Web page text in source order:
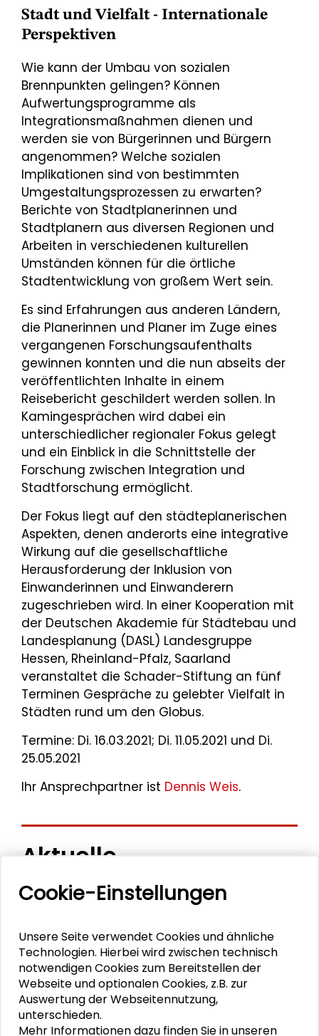
Stadt und Vielfalt - Internationale
Perspektiven
Wie kann der Umbau von sozialen
Brennpunkten gelingen? Können
Aufwertungsprogramme als
Integrationsmaßnahmen dienen und
werden sie von Bürgerinnen und Bürgern
angenommen? Welche sozialen
Implikationen sind von bestimmten
Umgestaltungsprozessen zu erwarten?
Berichte von Stadtplanerinnen und
Stadtplanern aus diversen Regionen und
Arbeiten in verschiedenen kulturellen
Umständen können für die örtliche
Stadtentwicklung von großem Wert sein.
Es sind Erfahrungen aus anderen Ländern,
die Planerinnen und Planer im Zuge eines
vergangenen Forschungsaufenthalts
gewinnen konnten und die nun abseits der
veröffentlichten Inhalte in einem
Reisebericht geschildert werden sollen. In
Kamingesprächen wird dabei ein
unterschiedlicher regionaler Fokus gelegt
und ein Einblick in die Schnittstelle der
Forschung zwischen Integration und
Stadtforschung ermöglicht.
Der Fokus liegt auf den städteplanerischen
Aspekten, denen anderorts eine integrative
Wirkung auf die gesellschaftliche
Herausforderung der Inklusion von
Einwanderinnen und Einwanderern
zugeschrieben wird. In einer Kooperation mit
der Deutschen Akademie für Städtebau und
Landesplanung (DASL) Landesgruppe
Hessen, Rheinland-Pfalz, Saarland
veranstaltet die Schader-Stiftung an fünf
Terminen Gespräche zu gelebter Vielfalt in
Städten rund um den Globus.
Termine: Di. 16.03.2021; Di. 11.05.2021 und Di.
25.05.2021
Ihr Ansprechpartner ist Dennis Weis.
Aktuelle
Veranstaltungen
"Demokratischer Wald"
Schlüsseltexte für die Wirtschaft von morgen
Zusammen mehr erreichen – Zukunftsbündnis im
Dialog
Cookie-Einstellungen
Unsere Seite verwendet Cookies und ähnliche
Technologien. Hierbei wird zwischen technisch
notwendigen Cookies zum Bereitstellen der
Webseite und optionalen Cookies, z.B. zur
Auswertung der Webseitennutzung,
unterschieden.
Mehr Informationen dazu finden Sie in unseren